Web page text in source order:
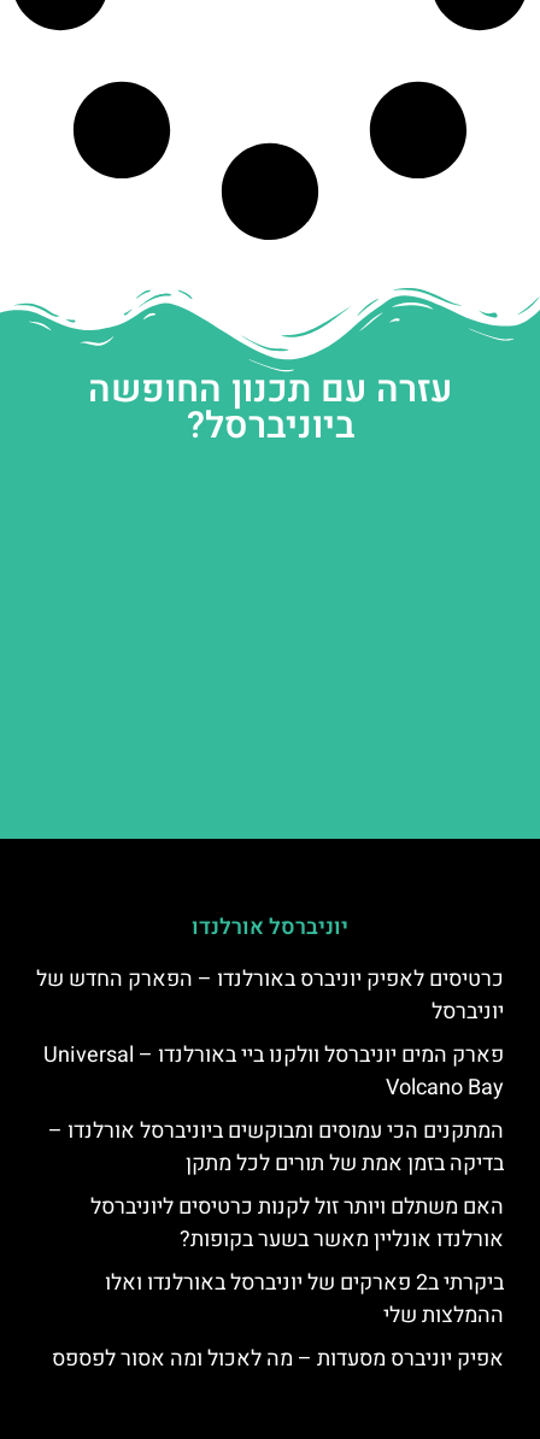
עזרה עם תכנון החופשה
ביוניברסל?
יוניברסל אורלנדו
כרטיסים לאפיק יוניברס באורלנדו – הפארק החדש של
יוניברסל
פארק המים יוניברסל וולקנו ביי באורלנדו – Universal
Volcano Bay
המתקנים הכי עמוסים ומבוקשים ביוניברסל אורלנדו –
בדיקה בזמן אמת של תורים לכל מתקן
האם משתלם ויותר זול לקנות כרטיסים ליוניברסל
אורלנדו אונליין מאשר בשער בקופות?
ביקרתי ב2 פארקים של יוניברסל באורלנדו ואלו
ההמלצות שלי
אפיק יוניברס מסעדות – מה לאכול ומה אסור לפספס